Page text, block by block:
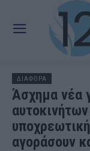
ΔΙΑΦΟΡΑ
Άσχημα νέα
αγοράσουν